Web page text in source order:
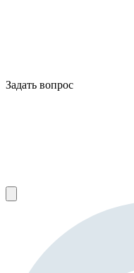
Задать вопрос